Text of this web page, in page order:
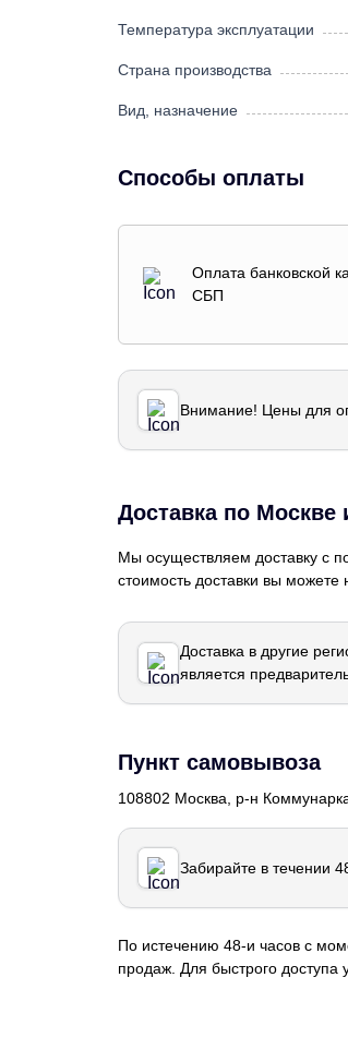
Температура эксплуатации
Страна производства
Вид, назначение
Способы оплаты
Оплата банковской
СБП
Внимание! Цены для
Доставка по Москве
Мы осуществляем доставку с
стоимость доставки вы можете
Доставка в другие
является
Пункт самовывоза
108802 Москва, р-н
Забирайте в течении
По истечению 48-и часов с
продаж. Для быстрого доступа